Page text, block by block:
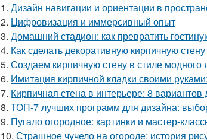
1. Дизайн навигации и ориентации в
2. Цифровизация и иммерсивный опыт
3. Домашний стадион: как превратить
4. Как сделать декоративную кирпичную
5. Создаем кирпичную стену в стиле
6. Имитация кирпичной кладки своими
7. Кирпичная стена в интерьере: 8
8. ТОП-7 лучших программ для дизайна:
9. Пугало огородное: картинки и мастер-
10. Страшное чучело на огороде: история